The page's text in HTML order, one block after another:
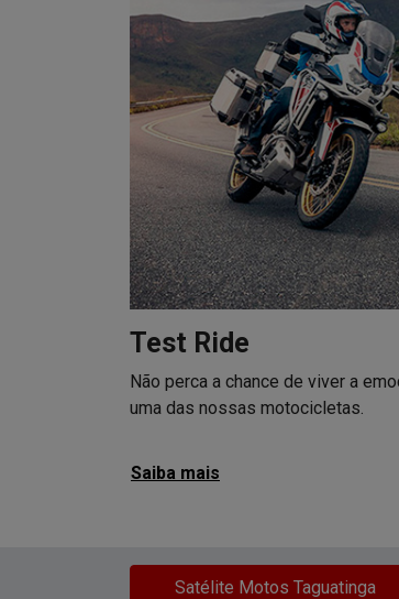
Test Ride
Não perca a chance de viver a
uma das nossas motocicletas.
Saiba mais
Satélite Motos Taguatinga